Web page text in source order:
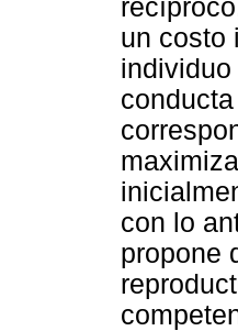
un costo
con lo
propone